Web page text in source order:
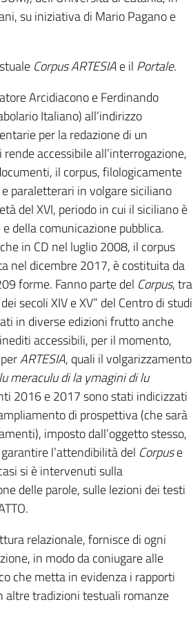
su iniziativa di Mario Pagano e
Corpus ARTESIAe il Portale.
Arcidiacono e Ferdinando
Italiano) all’indirizzo
per la redazione di un
accessibile all’interrogazione,
il corpus, filologicamente
paraletterari in volgare siciliano
del XVI, periodo in cui il siciliano è
della comunicazione pubblica.
in CD nel luglio 2008, il corpus
nel dicembre 2017, è costituita da
forme. Fanno parte del Corpus, tra
secoli XIV e XV” del Centro di studi
in diverse edizioni frutto anche
accessibili, per il momento,
ARTESIA, quali il volgarizzamento
meraculu di la ymagini di lu
2016 e 2017 sono stati indicizzati
di prospettiva (che sarà
imposto dall’oggetto stesso,
l’attendibilità del Corpuse
si è intervenuti sulla
delle parole, sulle lezioni dei testi
relazionale, fornisce di ogni
in modo da coniugare alle
che metta in evidenza i rapporti
altre tradizioni testuali romanze